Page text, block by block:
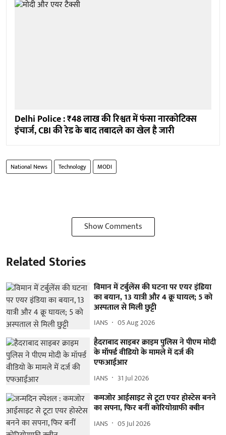
Delhi Police : ₹48 लाख की रिश्वत में फंसा नारकोटिक्स
इंचार्ज, CBI की रेड के बाद तबादले का खेल है जारी
National News Technology MODI
Show Comments
Related Stories
विमान में टर्बुलेंस की घटना पर एयर इंडिया
का बयान, 13 यात्री और 4 क्रू घायल; 5 को
अस्पताल से मिली छुट्टी
IANS 05 Aug 2026
हैदराबाद साइबर क्राइम पुलिस ने पीएम मोदी
के मॉर्फ्ड वीडियो के मामले में दर्ज की
एफआईआर
IANS 31 Jul 2026
कमजोर आईसाइट से टूटा एयर होस्टेस बनने
का सपना, फिर बनीं कोरियोग्राफी क्वीन
IANS 05 Jul 2026